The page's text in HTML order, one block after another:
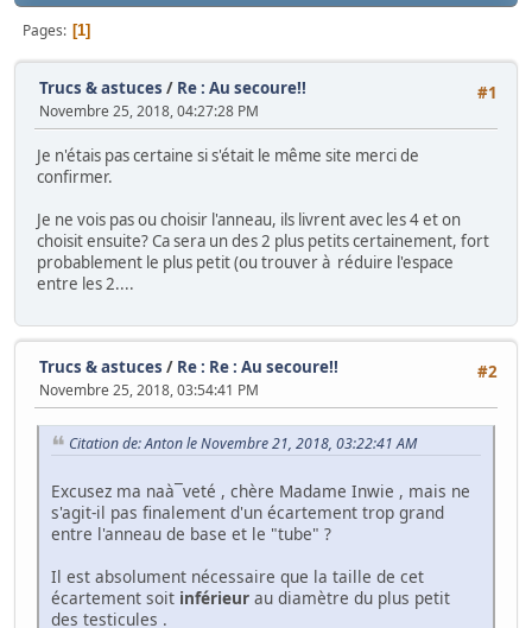
Pages 1
#1
Trucs & astuces / Re : Au secoure!!
Novembre 25, 2018, 04:27:28 PM
Je n'étais pas certaine si s'était le même site merci de
confirmer.
Je ne vois pas ou choisir l'anneau, ils livrent avec les 4 et on
choisit ensuite? Ca sera un des 2 plus petits certainement, fort
probablement le plus petit (ou trouver à réduire l'espace
entre les 2....
#2
Trucs & astuces / Re : Re : Au secoure!!
Novembre 25, 2018, 03:54:41 PM
Citation de: Anton le Novembre 21, 2018, 03:22:41 AM
Excusez ma naà¯veté , chère Madame Inwie , mais ne
s'agit-il pas finalement d'un écartement trop grand
entre l'anneau de base et le "tube" ?
Il est absolument nécessaire que la taille de cet
écartement soit inférieur au diamètre du plus petit
des testicules .